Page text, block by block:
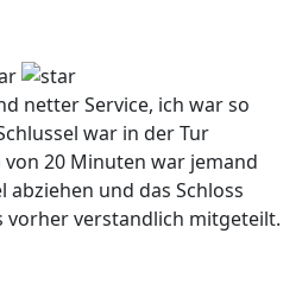
netter Service, ich war so
war in der Tur
20 Minuten war jemand
abziehen und das Schloss
vorher verstandlich mitgeteilt.